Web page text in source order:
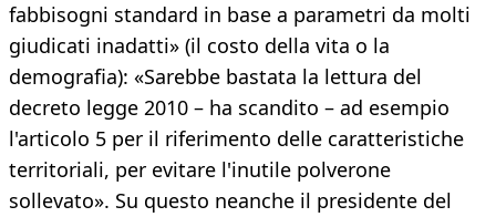
fabbisogni standard in base a parametri da molti
giudicati inadatti» (il costo della vita o la
demografia): «Sarebbe bastata la lettura del
decreto legge 2010 – ha scandito – ad esempio
l'articolo 5 per il riferimento delle caratteristiche
territoriali, per evitare l'inutile polverone
sollevato». Su questo neanche il presidente del